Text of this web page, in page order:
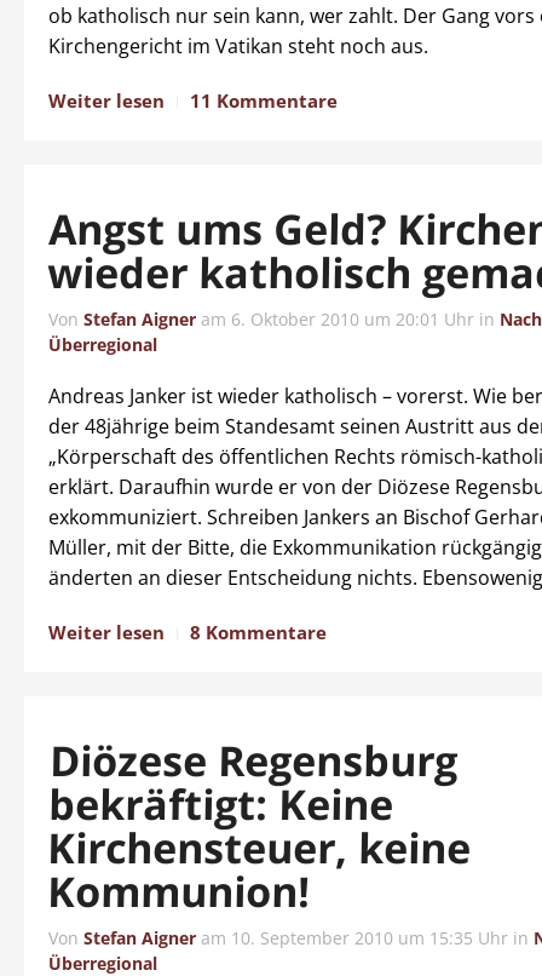
ob katholisch nur sein kann, wer zahlt. Der Gang
Kirchengericht im Vatikan steht noch aus.
Weiter lesen 11 Kommentare
Angst ums Geld?
wieder katholisch
Von Stefan Aigner am 6. Oktober 2010 um 20:01 Uhr in
Überregional
Andreas Janker ist wieder katholisch – vorerst. Wie
der 48jährige beim Standesamt seinen Austritt aus
„Körperschaft des öffentlichen Rechts römisch-
erklärt. Daraufhin wurde er von der Diözese
exkommuniziert. Schreiben Jankers an Bischof
Müller, mit der Bitte, die Exkommunikation
änderten an dieser Entscheidung nichts.
Weiter lesen 8 Kommentare
Diözese Regensburg
bekräftigt: Keine
Kirchensteuer, keine
Kommunion!
Von Stefan Aigner am 10. September 2010 um 15:35 Uhr in
Überregional